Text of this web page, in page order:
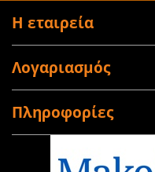
Η εταιρεία
Λογαριασμός
Πληροφορίες